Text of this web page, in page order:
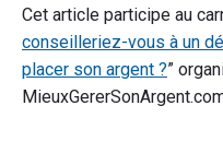
"Apprendre
à
investir
est
Cet article participe au
conseilleriez-vous à un
placer son argent ?”